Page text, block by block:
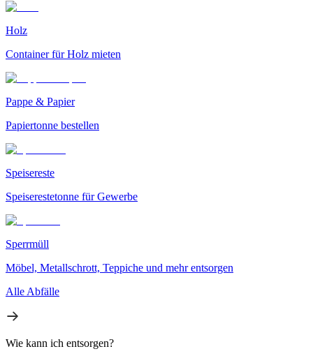
Holz
Container für Holz mieten
Pappe & Papier
Papiertonne bestellen
Speisereste
Speiserestetonne für Gewerbe
Sperrmüll
Möbel, Metallschrott, Teppiche und mehr entsorgen
Alle Abfälle
Wie kann ich entsorgen?